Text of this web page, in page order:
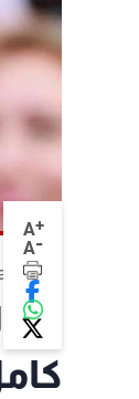
A+
A-
2019